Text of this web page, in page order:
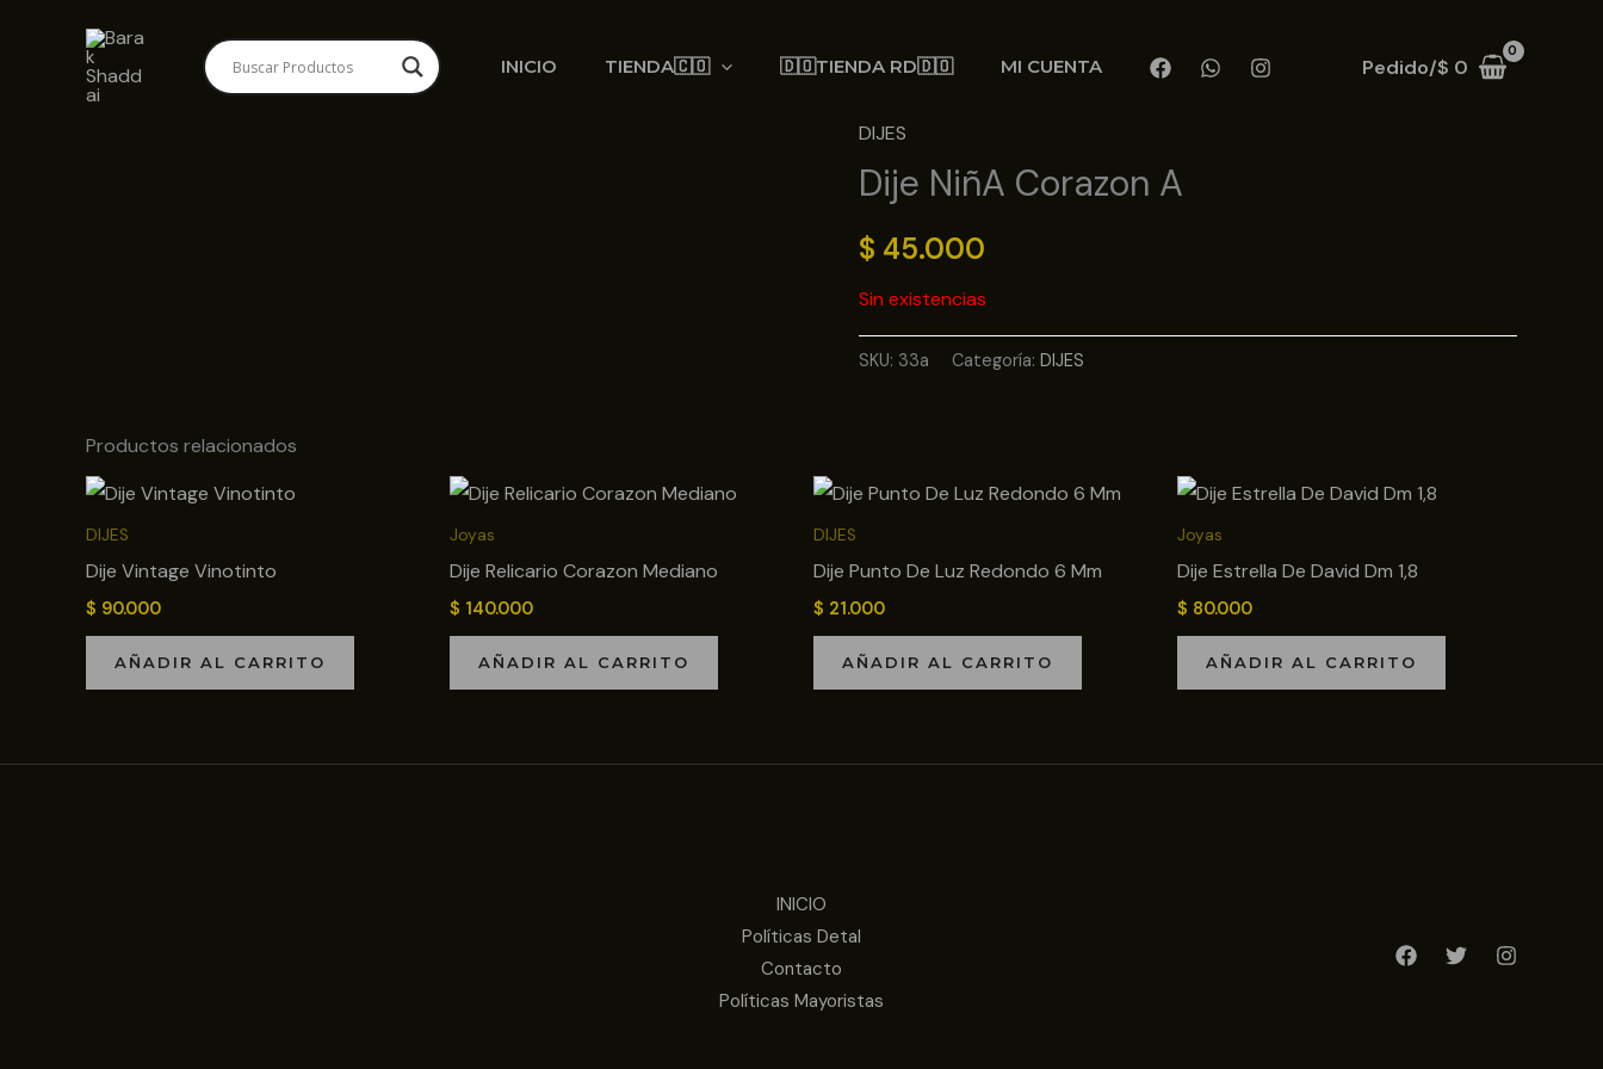
contenido
INICIO TIENDA🇨🇴 🇩🇴TIENDA RD🇩🇴 MI CUENTA Pedido/$ 0
DIJES
Dije NiñA Corazon A
$ 45.000
Sin existencias
SKU: 33a Categoría: DIJES
Productos relacionados
DIJES
Dije Vintage Vinotinto
$ 90.000
AÑADIR AL CARRITO
Joyas
Dije Relicario Corazon Mediano
$ 140.000
AÑADIR AL CARRITO
DIJES
Dije Punto De Luz Redondo 6 Mm
$ 21.000
AÑADIR AL CARRITO
Joyas
Dije Estrella De David Dm 1,8
$ 80.000
AÑADIR AL CARRITO
INICIO
Políticas Detal
Contacto
Políticas Mayoristas